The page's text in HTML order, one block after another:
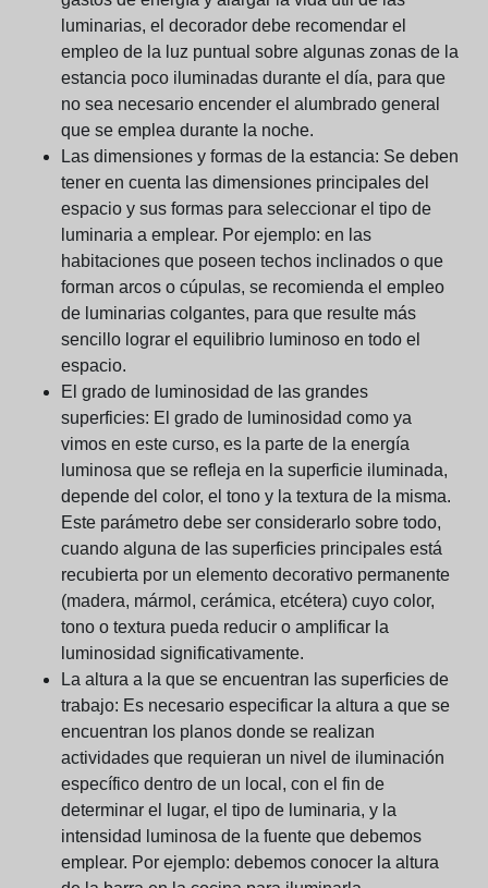
luminarias, el decorador debe recomendar el
empleo de la luz puntual sobre algunas zonas de la
estancia poco iluminadas durante el día, para que
no sea necesario encender el alumbrado general
que se emplea durante la noche.
Las dimensiones y formas de la estancia: Se deben
tener en cuenta las dimensiones principales del
espacio y sus formas para seleccionar el tipo de
luminaria a emplear. Por ejemplo: en las
habitaciones que poseen techos inclinados o que
forman arcos o cúpulas, se recomienda el empleo
de luminarias colgantes, para que resulte más
sencillo lograr el equilibrio luminoso en todo el
espacio.
El grado de luminosidad de las grandes
superficies: El grado de luminosidad como ya
vimos en este curso, es la parte de la energía
luminosa que se refleja en la superficie iluminada,
depende del color, el tono y la textura de la misma.
Este parámetro debe ser considerarlo sobre todo,
cuando alguna de las superficies principales está
recubierta por un elemento decorativo permanente
(madera, mármol, cerámica, etcétera) cuyo color,
tono o textura pueda reducir o amplificar la
luminosidad significativamente.
La altura a la que se encuentran las superficies de
trabajo: Es necesario especificar la altura a que se
encuentran los planos donde se realizan
actividades que requieran un nivel de iluminación
específico dentro de un local, con el fin de
determinar el lugar, el tipo de luminaria, y la
intensidad luminosa de la fuente que debemos
emplear. Por ejemplo: debemos conocer la altura